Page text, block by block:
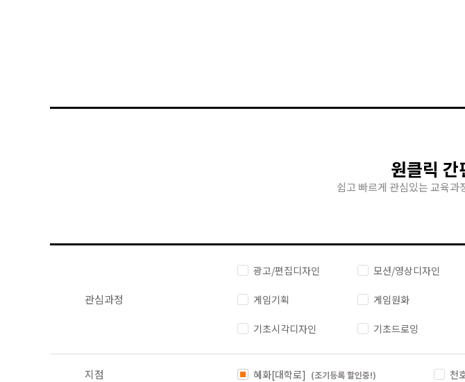
원클릭 간
쉽고 빠르게 관심있는 교육과
관심과정
광고/편집디자인 모션/영상디자인
게임기획 게임원화
기초시각디자인 기초드로잉
지점 혜화[대학로] (조기등록 할인중!) 천